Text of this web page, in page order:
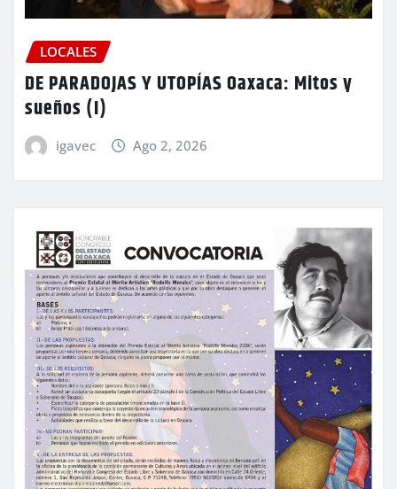
LOCALES
DE PARADOJAS Y UTOPÍAS Oaxaca: Mitos y
sueños (I)
igavec Ago 2, 2026